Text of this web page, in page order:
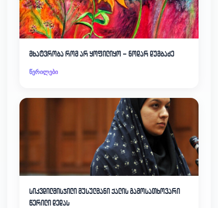
მხატვრობა რომ არ ყოფილიყო – ნოდარ დუმბაძე
წერილები
სიკვდილმისჯილი მუსულმანი ქალის გამოსათხოვარი
წერილი დედას